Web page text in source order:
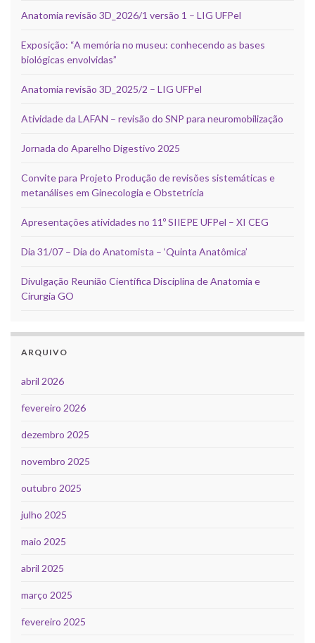
Anatomia revisão 3D_2026/1 versão 1 – LIG UFPel
Exposição: “A memória no museu: conhecendo as bases
biológicas envolvidas”
Anatomia revisão 3D_2025/2 – LIG UFPel
Atividade da LAFAN – revisão do SNP para neuromobilização
Jornada do Aparelho Digestivo 2025
Convite para Projeto Produção de revisões sistemáticas e
metanálises em Ginecologia e Obstetrícia
Apresentações atividades no 11º SIIEPE UFPel – XI CEG
Dia 31/07 – Dia do Anatomista – ‘Quinta Anatômica’
Divulgação Reunião Científica Disciplina de Anatomia e
Cirurgia GO
ARQUIVO
abril 2026
fevereiro 2026
dezembro 2025
novembro 2025
outubro 2025
julho 2025
maio 2025
abril 2025
março 2025
fevereiro 2025